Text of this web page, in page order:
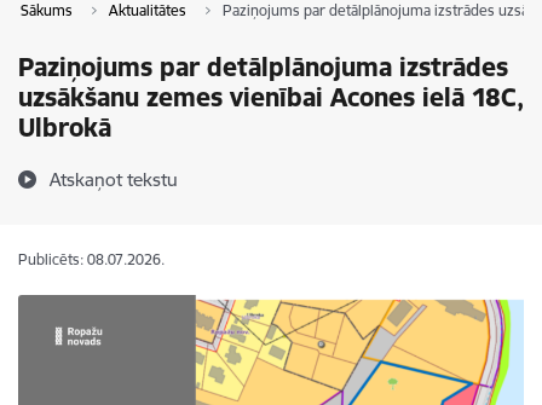
Sākums Aktualitātes Paziņojums par detālplānojuma izstrādes
Paziņojums par detālplānojuma izstrādes
uzsākšanu zemes vienībai Acones ielā 18C,
Ulbrokā
Atskaņot tekstu
Publicēts: 08.07.2026.